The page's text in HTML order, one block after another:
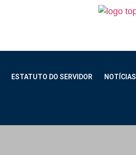
ESTATUTO DO SERVIDOR NOTÍCIAS